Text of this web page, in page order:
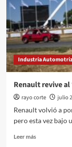
y
una
nueva
categoría
para
la
marca
Industria
Renault revive al
rayo corte julio
Renault volvió a
pero esta vez bajo
Leer másLeer